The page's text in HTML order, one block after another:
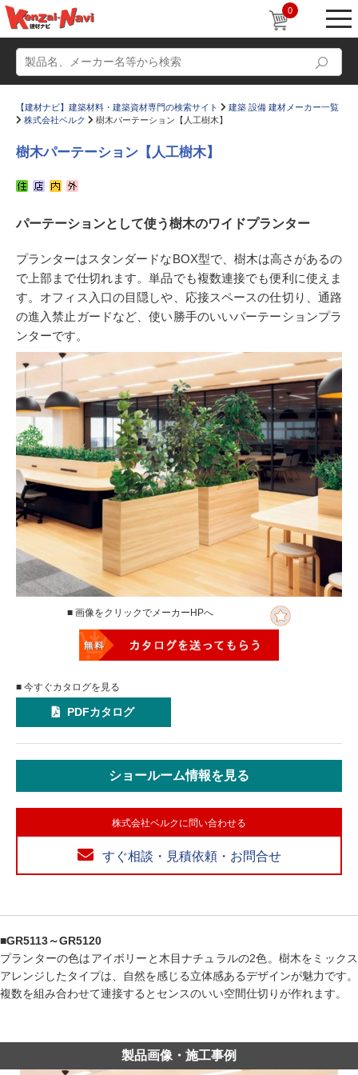
0
かたなび コラム
すまいリング 設計士インタビュー
Q＆A 販売・施工代理店募集
お気に入り
【建材ナビ】建築材料・建築資材専門の検索サイト
建築 設備 建材メーカー一覧
株式会社ベルク
樹木パーテーション【人工樹木】
樹木パーテーション【人工樹木】
パーテーションとして使う樹木のワイドプランター
プランターはスタンダードなBOX型で、樹木は高さがあるの
で上部まで仕切れます。単品でも複数連接でも便利に使えま
す。オフィス入口の目隠しや、応接スペースの仕切り、通路
の進入禁止ガードなど、使い勝手のいいパーテーションプラ
ンターです。
■ 画像をクリックでメーカーHPへ
■ 今すぐカタログを見る
PDFカタログ
ショールーム情報を見る
株式会社ベルクに問い合わせる
すぐ相談・見積依頼・お問合せ
■GR5113～GR5120
プランターの色はアイボリーと木目ナチュラルの2色。樹木をミックス
アレンジしたタイプは、自然を感じる立体感あるデザインが魅力です。
複数を組み合わせて連接するとセンスのいい空間仕切りが作れます。
製品画像・施工事例